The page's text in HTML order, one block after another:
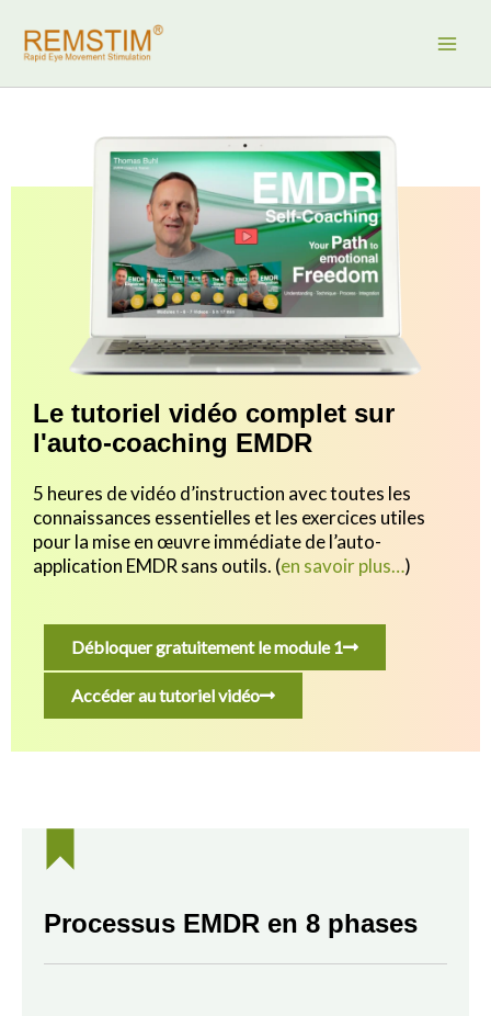
contenu
Le tutoriel vidéo complet sur
l'auto-coaching EMDR
5 heures de vidéo d’instruction avec toutes les
connaissances essentielles et les exercices utiles
pourla mise en œuvre immédiate de l’auto-
application EMDR sans outils. (en savoir plus…)
Débloquer gratuitement le module 1
Accéder au tutoriel vidéo
Processus EMDR en 8 phases